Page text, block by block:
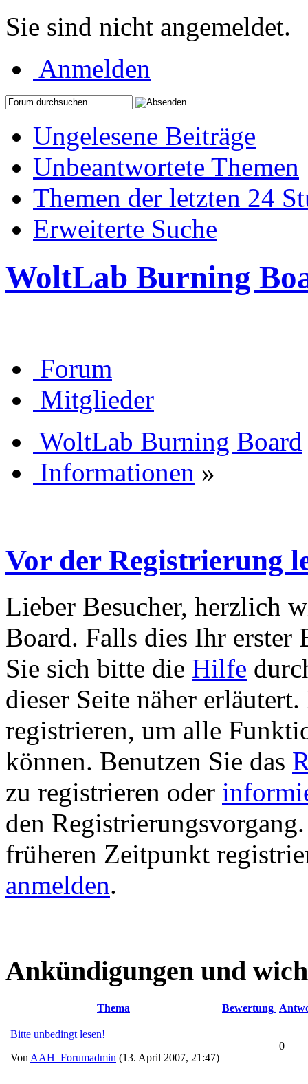
Sie sind nicht angemeldet.
Anmelden
Ungelesene Beiträge
Unbeantwortete Themen
Themen der letzten 24
Erweiterte Suche
WoltLab Burning
Forum
Mitglieder
WoltLab Burning Board
Informationen »
Vor der Registrierung
Lieber Besucher, herzlich
Board. Falls dies Ihr erster
Sie sich bitte die Hilfe
dieser Seite näher
registrieren, um alle
können. Benutzen Sie das
zu registrieren oder
den
früheren Zeitpunkt
anmelden.
Ankündigungen und
Thema Bewertung
Bitte unbedingt lesen!
Von AAH_Forumadmin (13. April 2007, 21:47)
0